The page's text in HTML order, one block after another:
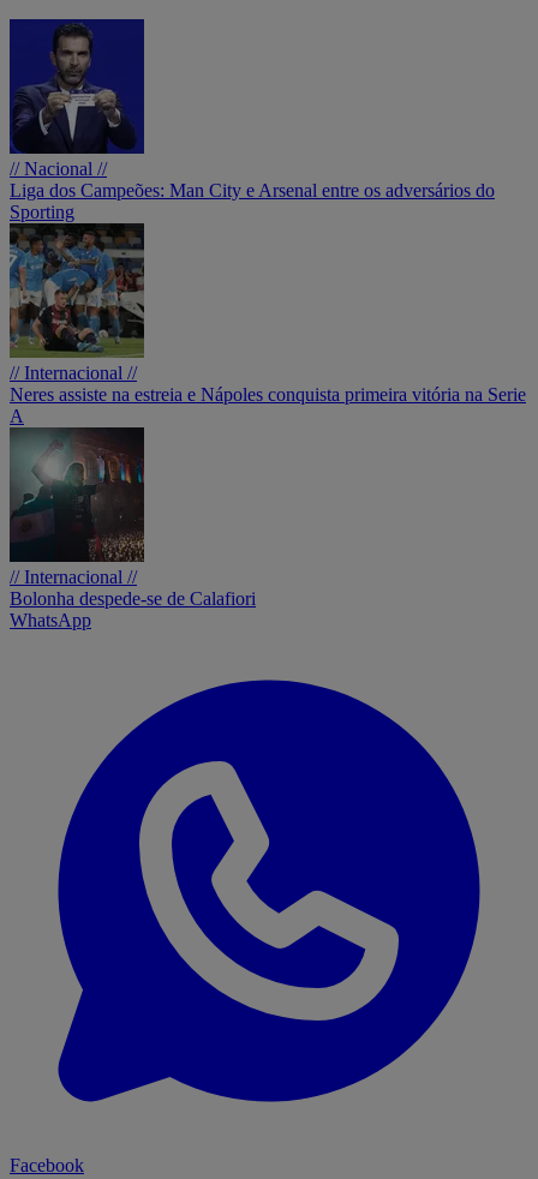
// Nacional //
Liga dos Campeões: Man City e Arsenal entre os adversários do
Sporting
// Internacional //
Neres assiste na estreia e Nápoles conquista primeira vitória na Serie
A
// Internacional //
Bolonha despede-se de Calafiori
WhatsApp
Facebook